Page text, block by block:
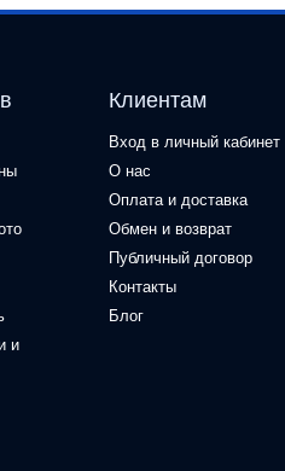
и
Клиентам
Вход в личный кабинет
О нас
Оплата и доставка
Обмен и возврат
Публичный договор
Контакты
Блог